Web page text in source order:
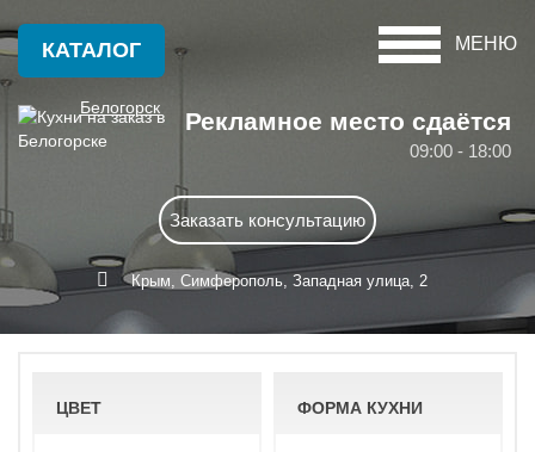
МЕНЮ
КАТАЛОГ
Рекламное место сдаётся
09:00 - 18:00
Заказать консультацию
Белогорск
Армянск
Б
Красноперекопск
Саки
Симферополь
Крым, Симферополь, Западная улица, 2
ЦВЕТ ФОРМА КУХНИ